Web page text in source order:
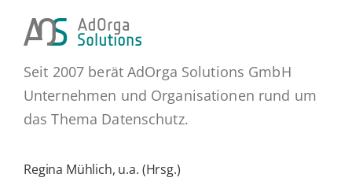
Seit 2007 berät AdOrga Solutions GmbH
Unternehmen und Organisationen rund um
das Thema Datenschutz.
Regina Mühlich, u.a. (Hrsg.)